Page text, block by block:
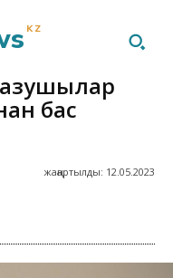
KZ
бас
жаңартылды: 12.05.2023